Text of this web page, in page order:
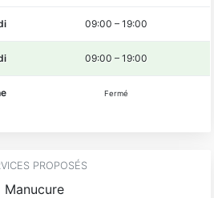
09:00 –19:00
09:00 –19:00
Fermé
PROPOSÉS
Manucure